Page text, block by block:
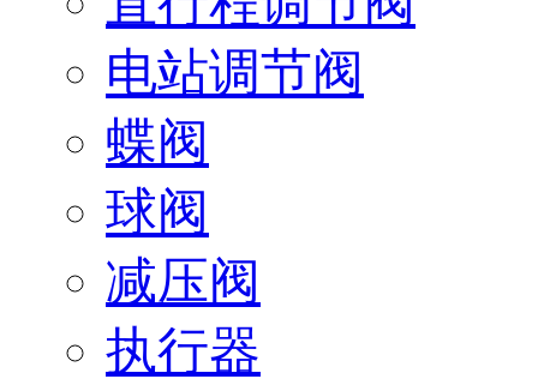
电站调节阀
蝶阀
球阀
减压阀
执行器